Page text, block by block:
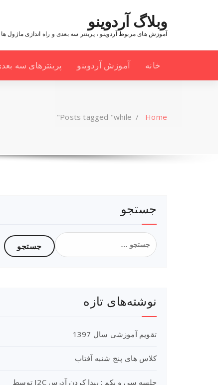
وبلاگ آردوینو
آموزش های مربوط آردوینو ، پرینتر سه بعدی و راه اندازی ماژول ها
خانه آموزش آردوینو پرینترهای سه
Home
/
Posts tagged "while"
جستجو
جستجو
برای:
نوشته‌های تازه
تقویم آموزشی سال 1397
کلاس های پنج شنبه آفتاب
جلسه سی و یکم : پیدا کردن آدرس I2C توسط